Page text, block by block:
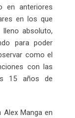
en anteriores
en los que
absoluto,
para poder
como el
con las
15 años de
Manga en